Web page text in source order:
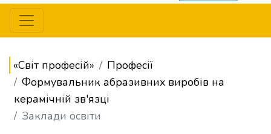
«Світ професій»
Професії
Формувальник абразивних виробів на
керамічній зв'язці
Заклади освіти